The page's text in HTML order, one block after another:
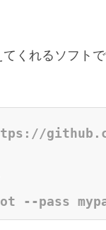
くれるソフトで
pass